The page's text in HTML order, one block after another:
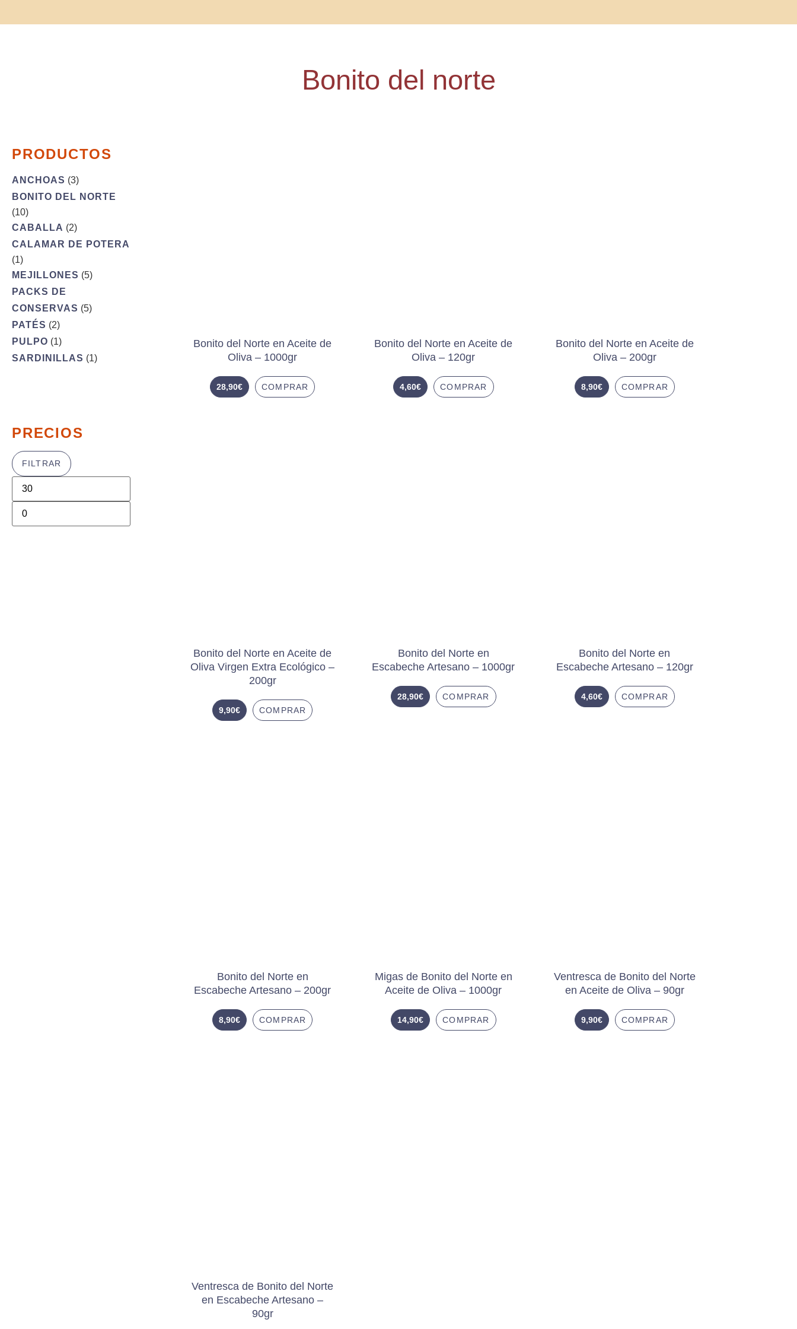
Bonito del norte
PRODUCTOS
ANCHOAS (3)
BONITO DEL NORTE
(10)
CABALLA (2)
CALAMAR DE POTERA
(1)
MEJILLONES (5)
PACKS DE
CONSERVAS (5)
PATÉS (2)
PULPO (1)
SARDINILLAS (1)
PRECIOS
FILTRAR
Bonito del Norte en Aceite de
Oliva – 1000gr
28,90€ COMPRAR
Bonito del Norte en Aceite de
Oliva – 120gr
4,60€ COMPRAR
Bonito del Norte en Aceite de
Oliva – 200gr
8,90€ COMPRAR
Bonito del Norte en Aceite de
Oliva Virgen Extra Ecológico –
200gr
9,90€ COMPRAR
Bonito del Norte en
Escabeche Artesano – 1000gr
28,90€ COMPRAR
Bonito del Norte en
Escabeche Artesano – 120gr
4,60€ COMPRAR
Bonito del Norte en
Escabeche Artesano – 200gr
8,90€ COMPRAR
Migas de Bonito del Norte en
Aceite de Oliva – 1000gr
14,90€ COMPRAR
Ventresca de Bonito del Norte
en Aceite de Oliva – 90gr
9,90€ COMPRAR
Ventresca de Bonito del Norte
en Escabeche Artesano –
90gr